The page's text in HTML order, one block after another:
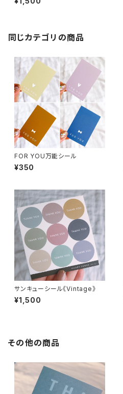
同じカテゴリの商品
FOR YOU万能シール
¥350
サンキューシール《Vintage》
¥1,500
その他の商品